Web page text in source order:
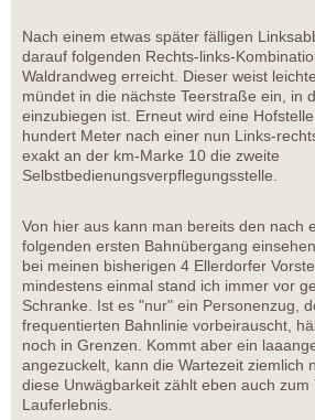
Nach einem etwas später fälligen
darauf folgenden Rechts-links-
Waldrandweg erreicht. Dieser weist
mündet in die nächste Teerstraße ein, in
einzubiegen ist. Erneut wird eine
hundert Meter nach einer nun Links-
exakt an der km-Marke 10 die zweite
Selbstbedienungsverpflegungsstelle.
Von hier aus kann man bereits den nach
folgenden ersten Bahnübergang
bei meinen bisherigen 4 Ellerdorfer
mindestens einmal stand ich immer vor
Schranke. Ist es "nur" ein Personenzug,
frequentierten Bahnlinie vorbeirauscht,
noch in Grenzen. Kommt aber ein
angezuckelt, kann die Wartezeit ziemlich
diese Unwägbarkeit zählt eben auch zum
Lauferlebnis.